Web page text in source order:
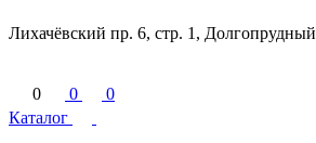
Лихачёвский пр. 6, стр. 1, Долгопрудный
0 0
0
Каталог